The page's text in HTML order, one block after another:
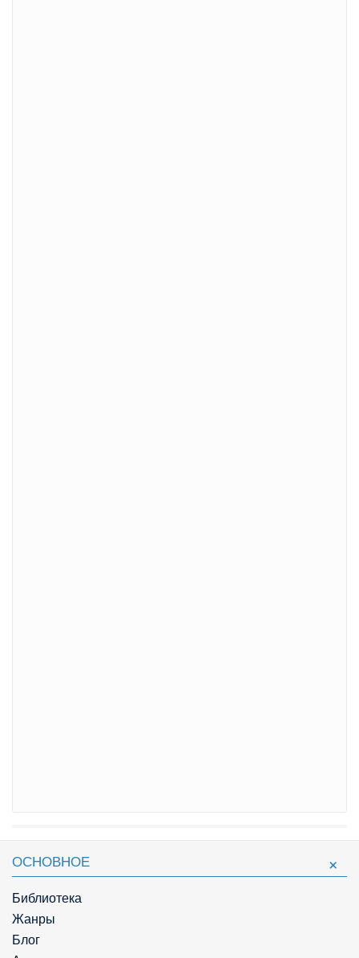
ОСНОВНОЕ
Библиотека
Жанры
Блог